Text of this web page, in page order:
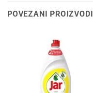
POVEZANI PROIZVODI